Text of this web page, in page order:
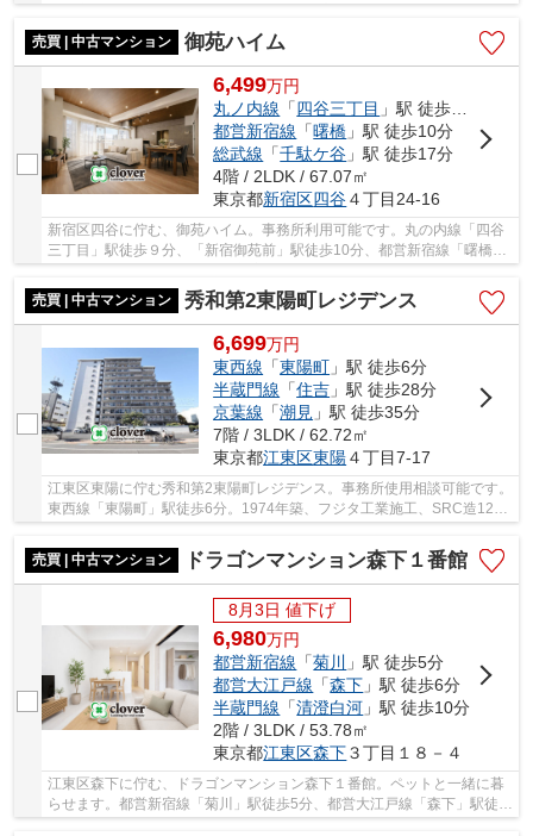
大型商業施設をはじめ、買い物施設や飲食店が...
売買 | 中古マンション
御苑ハイム
6,499万円
丸ノ内線 「四谷三丁目 」駅 徒歩9分
都営新宿線 「曙橋 」駅 徒歩10分
総武線 「千駄ケ谷 」駅 徒歩17分
4階 / 2LDK / 67.07㎡
東京都新宿区四谷４丁目24-16
新宿区四谷に佇む、御苑ハイム。事務所利用可能です。丸の内線「四谷
三丁目」駅徒歩９分、「新宿御苑前」駅徒歩10分、都営新宿線「曙橋」
駅徒歩10分。自然豊かな公園新宿御苑まで徒歩8...
売買 | 中古マンション
秀和第2東陽町レジデンス
6,699万円
東西線 「東陽町 」駅 徒歩6分
半蔵門線 「住吉 」駅 徒歩28分
京葉線 「潮見 」駅 徒歩35分
7階 / 3LDK / 62.72㎡
東京都江東区東陽４丁目7-17
江東区東陽に佇む秀和第2東陽町レジデンス。事務所使用相談可能です。
東西線「東陽町」駅徒歩6分。1974年築、フジタ工業施工、SRC造12階
売買 | 中古マンション
ドラゴンマンション森下１番館
8月3日 値下げ
6,980万円
都営新宿線 「菊川
」駅 徒歩5分
都営大江戸線 「森下 」駅 徒歩6分
半蔵門線 「清澄白河 」駅 徒歩10分
2階 / 3LDK / 53.78㎡
東京都江東区森下３丁目１８－４
江東区森下に佇む、ドラゴンマンション森下１番館。ペットと一緒に暮
らせます。都営新宿線「菊川」駅徒歩5分、都営大江戸線「森下」駅徒歩